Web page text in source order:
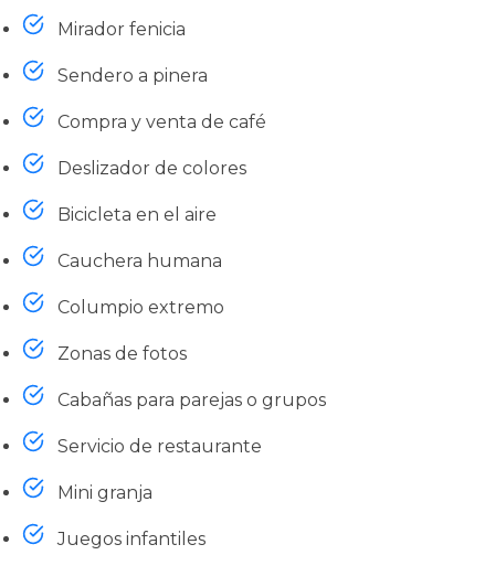
Mirador fenicia
Sendero a pinera
Compra y venta de café
Deslizador de colores
Bicicleta en el aire
Cauchera humana
Columpio extremo
Zonas de fotos
Cabañas para parejas o grupos
Servicio de restaurante
Mini granja
Juegos infantiles